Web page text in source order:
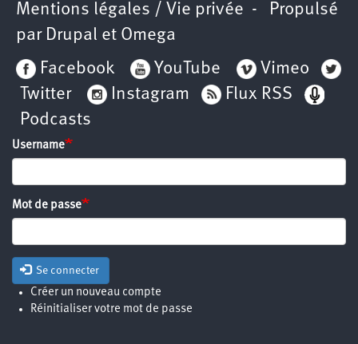
Mentions légales / Vie privée - Propulsé
par Drupal et Omega
Facebook
YouTube
Vimeo
Twitter
Instagram
Flux RSS
Podcasts
Username
Mot de passe
Se connecter
Créer un nouveau compte
Réinitialiser votre mot de passe